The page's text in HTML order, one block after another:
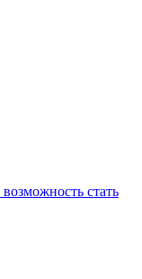
стать